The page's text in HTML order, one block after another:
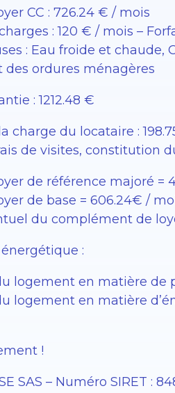
CC : 726.24 € / mois
: 120 € / mois –
: Eau froide et
des ordures ménagères
: 1212.48 €
charge du locataire :
de visites, constitution
de référence majoré =
de base = 606.24€ /
du complément de
:
logement en matière de
logement en matière
!
SAS – ​​Numéro SIRET :